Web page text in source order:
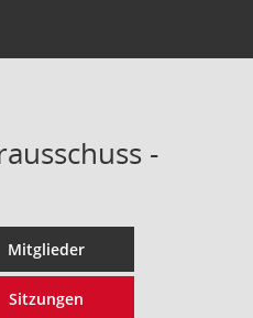
-
Mitglieder
Sitzungen